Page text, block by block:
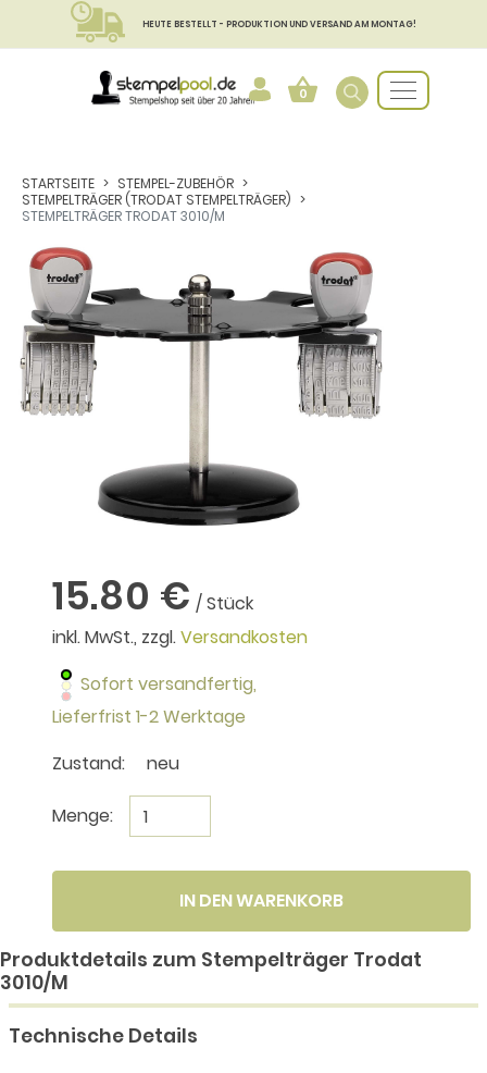
HEUTE BESTELLT - PRODUKTION UND VERSAND AM MONTAG!
0
STARTSEITE
STEMPEL-ZUBEHÖR
STEMPELTRÄGER (TRODAT STEMPELTRÄGER)
STEMPELTRÄGER TRODAT 3010/M
15.80 € / Stück
inkl. MwSt., zzgl.Versandkosten
Sofort versandfertig,
Lieferfrist 1-2 Werktage
Zustand:
neu
Menge:
IN DEN WARENKORB
Produktdetails zum Stempelträger Trodat
3010/M
Technische Details